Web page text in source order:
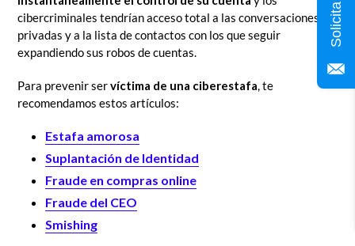
cibercriminales tendrían acceso total a las conversaciones
privadas y a la lista de contactos con los que seguir
expandiendo sus robos de cuentas.
Para prevenir servíctima de una ciberestafa, te
recomendamos estos artículos:
Estafa amorosa
Suplantación de Identidad
Fraude en compras online
Fraude del CEO
Smishing